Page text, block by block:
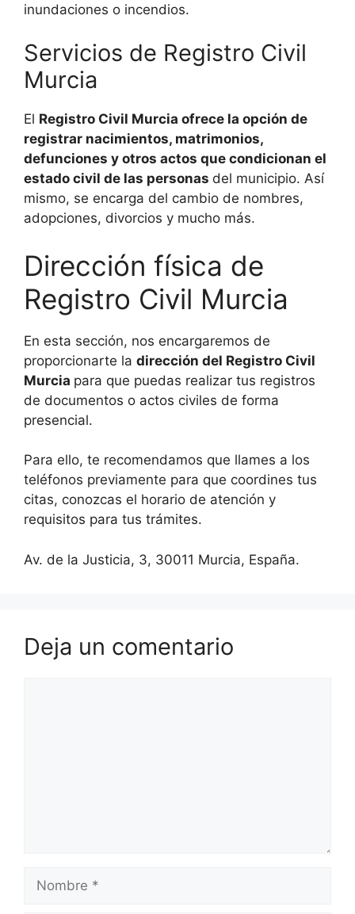
inundaciones o incendios.
Servicios de Registro Civil
Murcia
El Registro Civil Murcia ofrece la opción de
registrar nacimientos, matrimonios,
defunciones y otros actos que condicionan el
estado civil de las personas del municipio. Así
mismo, se encarga del cambio de nombres,
adopciones, divorcios y mucho más.
Dirección física de
Registro Civil Murcia
En esta sección, nos encargaremos de
proporcionarte la dirección del Registro Civil
Murcia para que puedas realizar tus registros
de documentos o actos civiles de forma
presencial.
Para ello, te recomendamos que llames a los
teléfonos previamente para que coordines tus
citas, conozcas el horario de atención y
requisitos para tus trámites.
Av. de la Justicia, 3, 30011 Murcia, España.
Deja un comentario